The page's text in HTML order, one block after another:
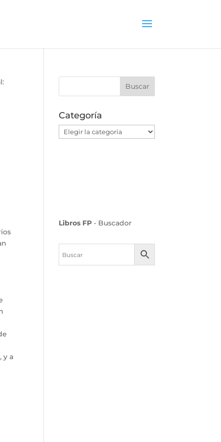
y a
Categoría
Categoría
Libros FP - Buscador